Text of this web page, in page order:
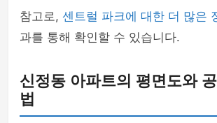
참고로, 센트럴 파크에 대한 더 많은
과를 통해 확인할 수 있습니다.
신정동 아파트의 평면도와
법